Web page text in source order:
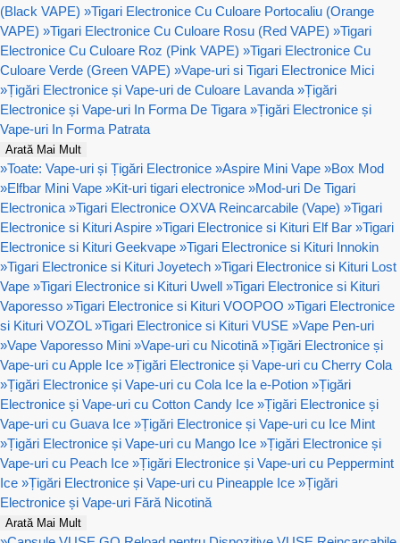
(Black VAPE) »Tigari Electronice Cu Culoare Portocaliu (Orange
VAPE) »Tigari Electronice Cu Culoare Rosu (Red VAPE) »Tigari
Electronice Cu Culoare Roz (Pink VAPE) »Tigari Electronice Cu
Culoare Verde (Green VAPE) »Vape-uri si Tigari Electronice Mici
»Țigări Electronice și Vape-uri de Culoare Lavanda »Țigări
Electronice și Vape-uri In Forma De Tigara »Țigări Electronice și
Vape-uri In Forma Patrata
Arată Mai Mult
»Toate: Vape-uri și Țigări Electronice »Aspire Mini Vape »Box Mod
»Elfbar Mini Vape »Kit-uri tigari electronice »Mod-uri De Tigari
Electronica »Tigari Electronice OXVA Reincarcabile (Vape) »Tigari
Electronice si Kituri Aspire »Tigari Electronice si Kituri Elf Bar »Tigari
Electronice si Kituri Geekvape »Tigari Electronice si Kituri Innokin
»Tigari Electronice si Kituri Joyetech »Tigari Electronice si Kituri Lost
Vape »Tigari Electronice si Kituri Uwell »Tigari Electronice si Kituri
Vaporesso »Tigari Electronice si Kituri VOOPOO »Tigari Electronice
si Kituri VOZOL »Tigari Electronice si Kituri VUSE »Vape Pen-uri
»Vape Vaporesso Mini »Vape-uri cu Nicotină »Țigări Electronice și
Vape-uri cu Apple Ice »Țigări Electronice și Vape-uri cu Cherry Cola
»Țigări Electronice și Vape-uri cu Cola Ice la e-Potion »Țigări
Electronice și Vape-uri cu Cotton Candy Ice »Țigări Electronice și
Vape-uri cu Guava Ice »Țigări Electronice și Vape-uri cu Ice Mint
»Țigări Electronice și Vape-uri cu Mango Ice »Țigări Electronice și
Vape-uri cu Peach Ice »Țigări Electronice și Vape-uri cu Peppermint
Ice »Țigări Electronice și Vape-uri cu Pineapple Ice »Țigări
Electronice și Vape-uri Fără Nicotină
Arată Mai Mult